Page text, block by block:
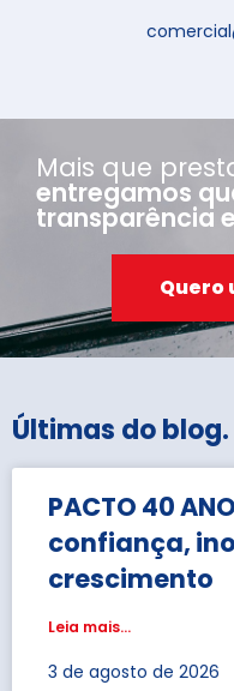
Mais que
entregamos
transparência
Quero
Últimas do blog.
PACTO 40
confiança,
crescimento
Leia mais...
3 de agosto de 2026